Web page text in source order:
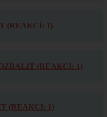
(REAKCÍ: 1)
(REAKCÍ: 1)
(REAKCÍ: 1)